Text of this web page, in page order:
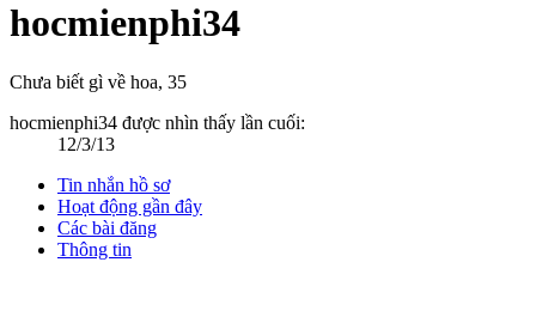
hocmienphi34
Chưa biết gì về hoa, 35
hocmienphi34 được nhìn thấy lần cuối:
12/3/13
Tin nhắn hồ sơ
Hoạt động gần đây
Các bài đăng
Thông tin